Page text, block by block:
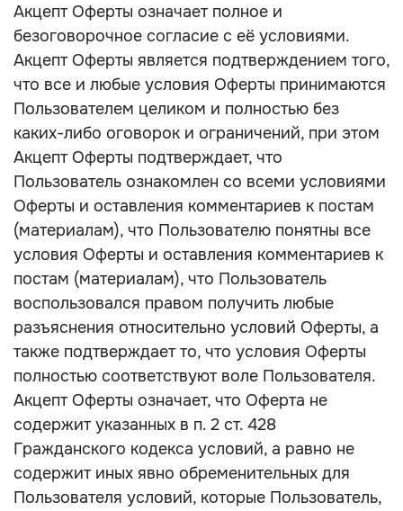
Акцепт Оферты означает полное и
безоговорочное согласие с её условиями.
Акцепт Оферты является подтверждением того,
что все и любые условия Оферты принимаются
Пользователем целиком и полностью без
каких-либо оговорок и ограничений, при этом
Акцепт Оферты подтверждает, что
Пользователь ознакомлен со всеми условиями
Оферты и оставления комментариев к постам
(материалам), что Пользователю понятны все
условия Оферты и оставления комментариев к
постам (материалам), что Пользователь
воспользовался правом получить любые
разъяснения относительно условий Оферты, а
также подтверждает то, что условия Оферты
полностью соответствуют воле Пользователя.
Акцепт Оферты означает, что Оферта не
содержит указанных в п. 2 ст. 428
Гражданского кодекса условий, а равно не
содержит иных явно обременительных для
Пользователя условий, которые Пользователь,